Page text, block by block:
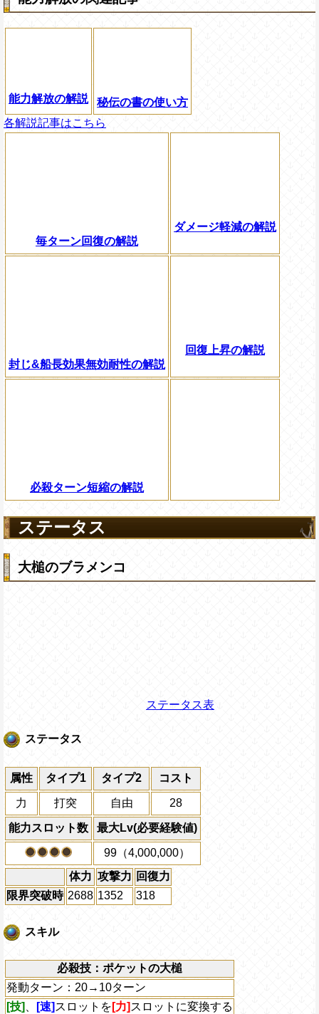
能力解放の解説
秘伝の書の使い方
各解説記事はこちら
毎ターン回復の解説
ダメージ軽減の解説
封じ&船長効果無効耐性の解説
回復上昇の解説
必殺ターン短縮の解説
ステータス
大槌のブラメンコ
ステータス表
ステータス
属性 タイプ1 タイプ2 コスト
力 打突 自由 28
能力スロット数 最大Lv(必要経験値)
99（4,000,000）
体力 攻撃力 回復力
限界突破時 2688 1352 318
スキル
必殺技：ポケットの大槌
発動ターン：20→10ターン
[技]
[速] スロットを [力] スロットに変換する